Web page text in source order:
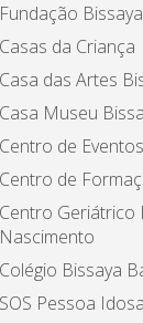
Fundação
Casas da Criança
Casa das Artes
Casa Museu
Centro de
Centro de
Centro Geriátrico
Nascimento
Colégio Bissaya
SOS Pessoa Idosa